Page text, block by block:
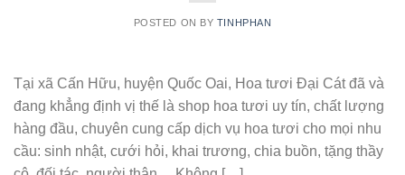
POSTED ON BY TINHPHAN
Tại xã Cấn Hữu, huyện Quốc Oai, Hoa tươi Đại Cát đã và
đang khẳng định vị thế là shop hoa tươi uy tín, chất lượng
hàng đầu, chuyên cung cấp dịch vụ hoa tươi cho mọi nhu
cầu: sinh nhật, cưới hỏi, khai trương, chia buồn, tặng thầy